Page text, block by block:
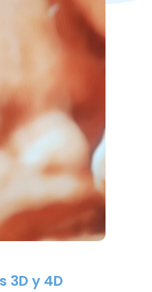
3D y 4D